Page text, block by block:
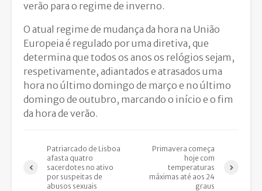
verão para o regime de inverno.
O atual regime de mudança da hora na União
Europeia é regulado por uma diretiva, que
determina que todos os anos os relógios sejam,
respetivamente, adiantados e atrasados uma
hora no último domingo de março e no último
domingo de outubro, marcando o início e o fim
da hora de verão.
Patriarcado de Lisboa
afasta quatro
sacerdotes no ativo
por suspeitas de
abusos sexuais
Primavera começa
hoje com
temperaturas
máximas até aos 24
graus